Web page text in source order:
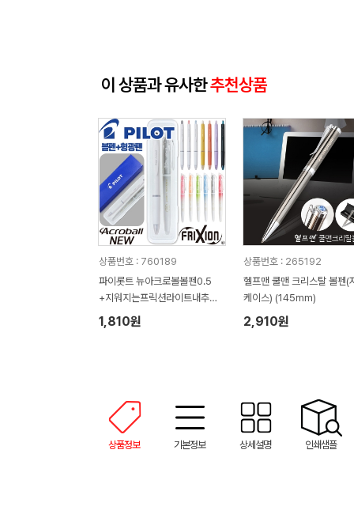
이 상품과 유사한추천상품
상품번호 : 760189
파이롯트 뉴아크로볼볼펜0.5
+지워지는프릭션라이트내추럴
형광펜세트
1,810원
상품번호 : 265192
헬프맨 쿨맨 크리스탈 볼펜(
케이스) (145mm)
2,910원
상품정보 기본정보 상세설명 인쇄샘플